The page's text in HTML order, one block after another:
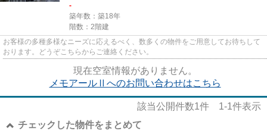
-
築年数：築18年
階数：2階建
お客様の多種多様なニーズに応えるべく、数多くの物件をご用意してお待ちして
おります。どうぞこちらからご連絡ください。
現在空室情報がありません。
メモアールⅡへのお問い合わせはこちら
該当公開件数1件 1-1件表示
チェックした物件をまとめて